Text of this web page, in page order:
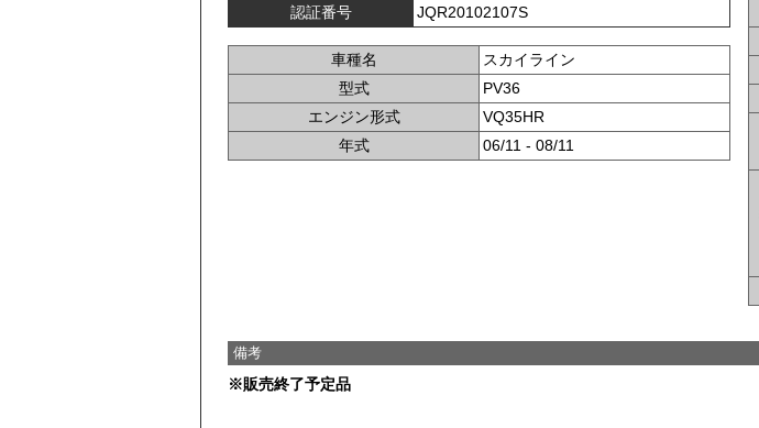
認証番号 JQR20102107S
車種名
スカイライン
型式
PV36
エンジン形式
VQ35HR
年式
06/11 - 08/11
備考
※販売終了予定品